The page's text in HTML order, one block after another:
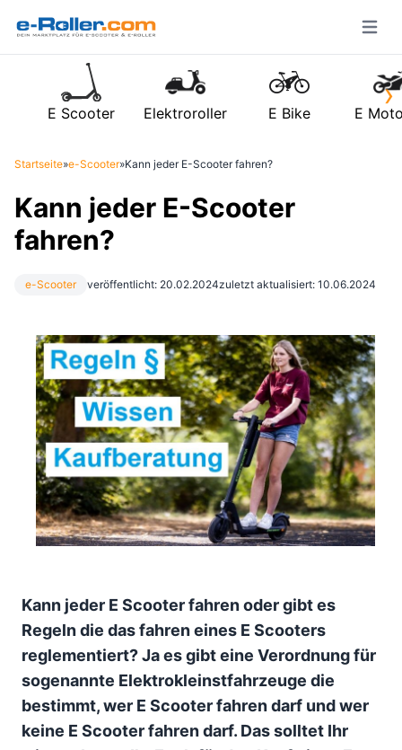
Open
›
E Scooter Elektroroller E Bike E
Startseite»e-Scooter»Kann jeder E-Scooter fahren?
Kann jeder E-Scooter
fahren?
e-Scooter veröffentlicht: 20.02.2024zuletzt aktualisiert: 10.06.2024
Kann jeder E Scooter fahren oder gibt es
Regeln die das fahren eines E Scooters
reglementiert? Ja es gibt eine Verordnung für
sogenannte Elektrokleinstfahrzeuge die
bestimmt, wer E Scooter fahren darf und wer
keine E Scooter fahren darf. Das solltet Ihr